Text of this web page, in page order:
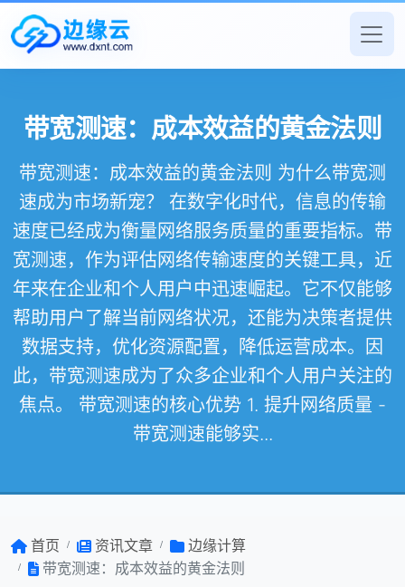
带宽测速：成本效益的黄金法则
带宽测速：成本效益的黄金法则 为什么带宽测
速成为市场新宠？ 在数字化时代，信息的传输
速度已经成为衡量网络服务质量的重要指标。带
宽测速，作为评估网络传输速度的关键工具，近
年来在企业和个人用户中迅速崛起。它不仅能够
帮助用户了解当前网络状况，还能为决策者提供
数据支持，优化资源配置，降低运营成本。因
此，带宽测速成为了众多企业和个人用户关注的
焦点。 带宽测速的核心优势 1. 提升网络质量 -
带宽测速能够实...
首页 资讯文章
边缘计算
带宽测速：成本效益的黄金法则